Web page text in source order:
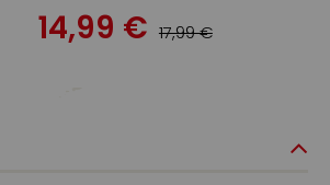
14,99 € 17,99 €